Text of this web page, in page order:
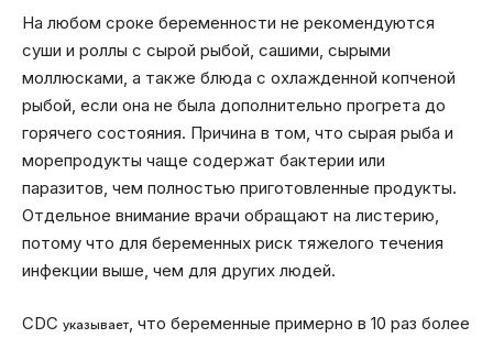
На любом сроке беременности не рекомендуются
суши и роллы с сырой рыбой, сашими, сырыми
моллюсками, а также блюда с охлажденной копченой
рыбой, если она не была дополнительно прогрета до
горячего состояния. Причина в том, что сырая рыба и
морепродукты чаще содержат бактерии или
паразитов, чем полностью приготовленные продукты.
Отдельное внимание врачи обращают на листерию,
потому что для беременных риск тяжелого течения
инфекции выше, чем для других людей.
CDC указывает, что беременные примерно в 10 раз более